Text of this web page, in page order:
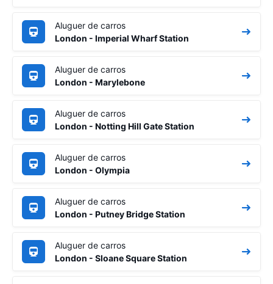
Aluguer de carros
London - Imperial Wharf Station
Aluguer de carros
London - Marylebone
Aluguer de carros
London - Notting Hill Gate Station
Aluguer de carros
London - Olympia
Aluguer de carros
London - Putney Bridge Station
Aluguer de carros
London - Sloane Square Station